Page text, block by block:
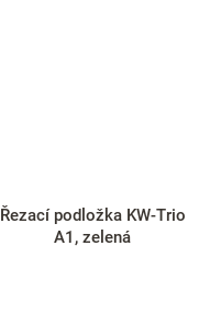
Řezací podložka KW-Trio
A1, zelená